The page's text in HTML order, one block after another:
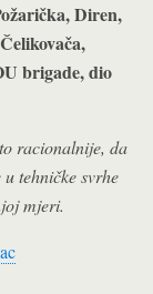
Diren,
brigade, dio
racionalnije, da
tehničke svrhe
mjeri.